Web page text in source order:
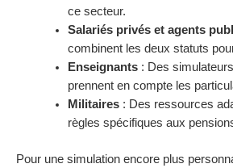
ce secteur.
Salariés privés et agents
combinent les deux statuts
Enseignants: Des
prennent en compte les
Militaires: Des ressources
règles spécifiques aux
Pour une simulation encore plus